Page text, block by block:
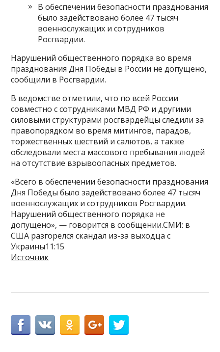
В обеспечении безопасности празднования
было задействовано более 47 тысяч
военнослужащих и сотрудников
Росгвардии.
Нарушений общественного порядка во время
празднования Дня Победы в России не допущено,
сообщили в Росгвардии.
В ведомстве отметили, что по всей России
совместно с сотрудниками МВД РФ и другими
силовыми структурами росгвардейцы следили за
правопорядком во время митингов, парадов,
торжественных шествий и салютов, а также
обследовали места массового пребывания людей
на отсутствие взрывоопасных предметов.
«Всего в обеспечении безопасности празднования
Дня Победы было задействовано более 47 тысяч
военнослужащих и сотрудников Росгвардии.
Нарушений общественного порядка не
допущено», — говорится в сообщении.СМИ: в
США разгорелся скандал из-за выходца с
Украины11:15
Источник